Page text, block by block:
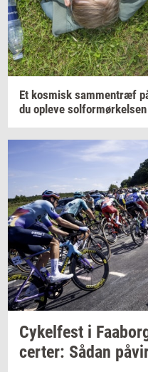
Et kos­misk sam­men­træf
du op­le­ve sol­for­mør­kel­sen
Cy­kel­fest i
cer­ter: Sådan